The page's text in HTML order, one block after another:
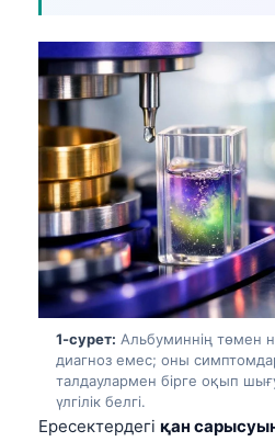
1-сурет: Альбуминнің төмен
диагноз емес; оны
талдаулармен бірге оқып
үлгілік белгі.
Ересектердегі қан